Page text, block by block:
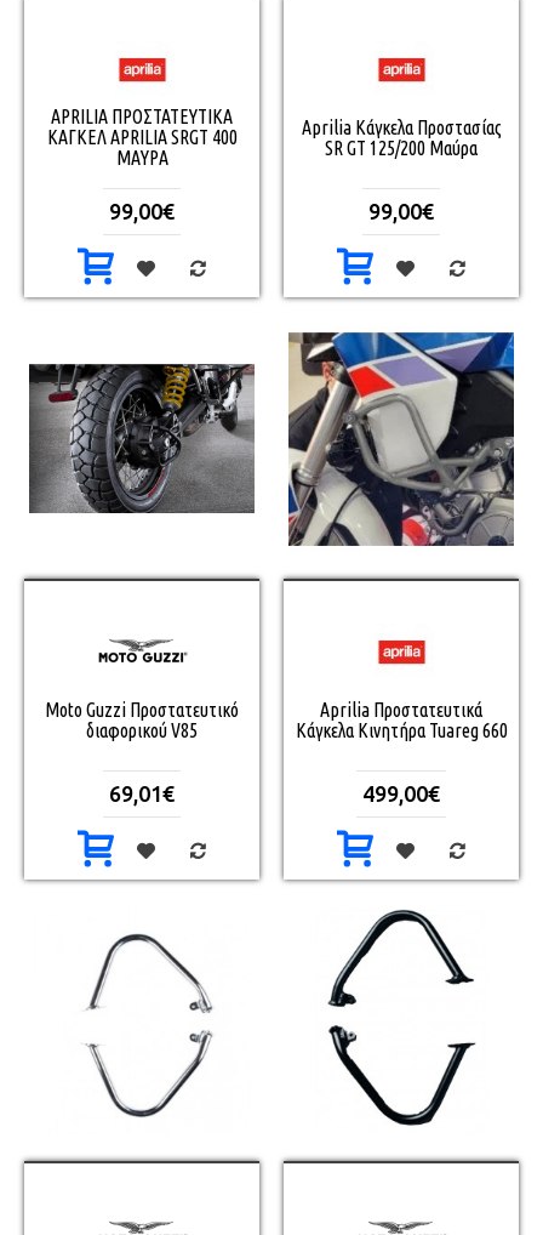
APRILIA ΠΡΟΣΤΑΤΕΥΤΙΚΑ
ΚΑΓΚΕΛ APRILIA SRGT 400
ΜΑΥΡΑ
99,00€
Aprilia Κάγκελα Προστασίας
SR GT 125/200 Μαύρα
99,00€
Moto Guzzi Προστατευτικό
διαφορικού V85
69,01€
Aprilia Προστατευτικά
Κάγκελα Κινητήρα Tuareg 660
499,00€